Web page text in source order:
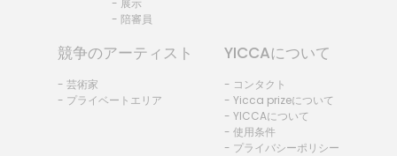
- 陪審員
競争のアーティスト
- 芸術家
- プライベートエリア
YICCAについて
- コンタクト
- Yicca prizeについて
- YICCAについて
- 使用条件
- プライバシーポリシー